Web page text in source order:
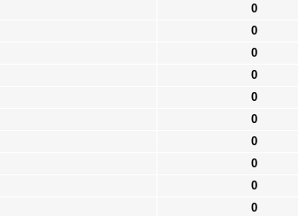
0
0
0
0
0
0
0
0
0
0